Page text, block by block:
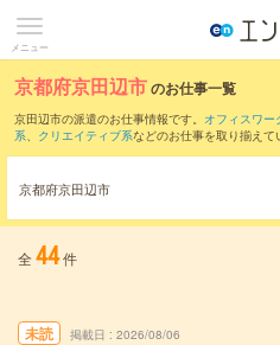
メニュー
京都府京田辺市のお仕事一覧
京田辺市の派遣のお仕事情報です。 オフィスワー
系、 クリエイティブ系などのお仕事を取り揃えて
また、八幡市・木津川市
いただけます。
京都府京田辺市
全 44件
未読 掲載日 2026/08/06